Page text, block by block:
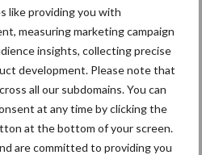
like providing you with
measuring marketing campaign
insights, collecting precise
development. Please note that
all our subdomains. You can
at any time by clicking the
at the bottom of your screen.
are committed to providing you
Fokkerij